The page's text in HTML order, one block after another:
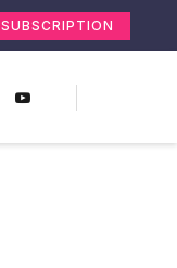
SUBSCRIPTION